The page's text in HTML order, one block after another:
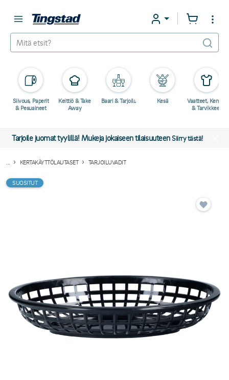
Siivous, Paperit
& Pesuaineet
Keittiö & Take
Away
Baari & Tarjoilu Kesä
Vaatteet, Kengät
& Tarvikkeet
Tarjoile juomat tyylillä! Mukeja jokaiseen tilaisuuteenSiirry tästä!
KERTAKÄYTTÖLAUTASET TARJOILUVADIT
SUOSITUT